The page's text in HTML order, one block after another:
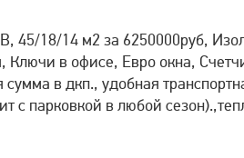
45/18/14 м2 за 6250000руб,
Ключи в офисе, Евро окна,
в дкп., удобная
с парковкой в любой